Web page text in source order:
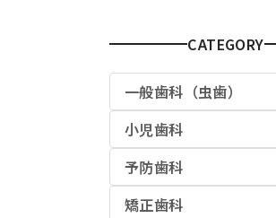
CATEGORY
一般歯科（虫歯）
小児歯科
予防歯科
矯正歯科